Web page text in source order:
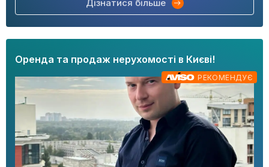
Дізнатися більше
Оренда та продаж нерухомості в Києві!
РЕКОМЕНДУЄ